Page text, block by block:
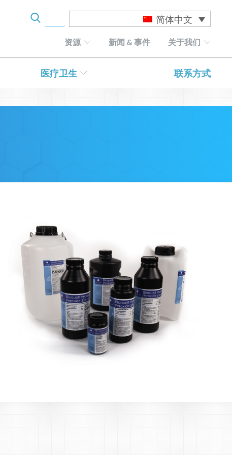
简体中文
资源 新闻 & 事件 关于我们
医疗卫生 联系方式